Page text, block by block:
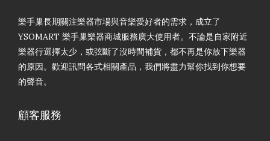
樂手巢長期關注樂器市場與音樂愛好者的需求，成立了
YSOMART 樂手巢樂器商城服務廣大使用者。不論是自家附近
樂器行選擇太少，或弦斷了沒時間補貨，都不再是你放下樂器
的原因。歡迎訊問各式相關產品，我們將盡力幫你找到你想要
的聲音。
顧客服務